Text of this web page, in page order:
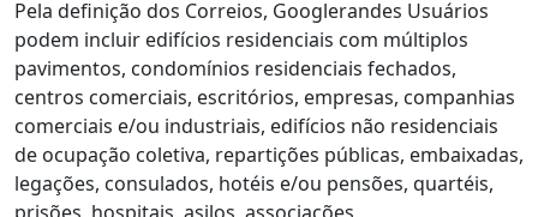
Pela definição dos Correios, Googlerandes Usuários
podem incluir edifícios residenciais com múltiplos
pavimentos, condomínios residenciais fechados,
centros comerciais, escritórios, empresas, companhias
comerciais e/ou industriais, edifícios não residenciais
de ocupação coletiva, repartições públicas, embaixadas,
legações, consulados, hotéis e/ou pensões, quartéis,